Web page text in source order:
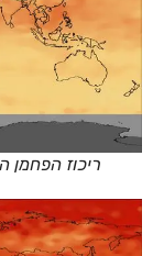
ריכוז הפחמן